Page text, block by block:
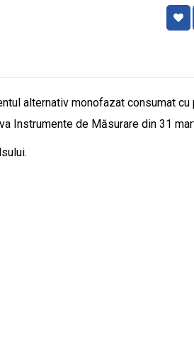
alternativ monofazat consumat
Instrumente de Măsurare din 31